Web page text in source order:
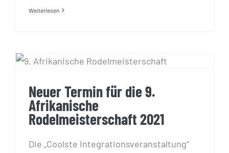
Weiterlesen
Afrikanische
Neuer Termin für die 9.
Afrikanische
Rodelmeisterschaft 2021
Die „Coolste Integrationsveranstaltung“